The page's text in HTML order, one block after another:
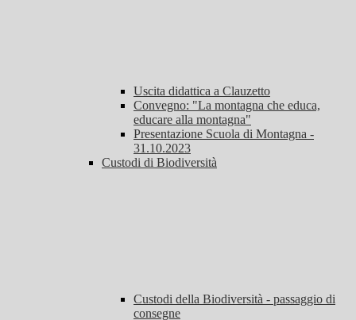
Uscita didattica a Clauzetto
Convegno: "La montagna che educa,
educare alla montagna"
Presentazione Scuola di Montagna -
31.10.2023
Custodi di Biodiversità
Custodi della Biodiversità - passaggio di
consegne